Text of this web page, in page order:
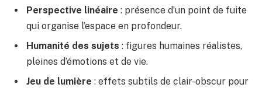
Perspective linéaire : présence d’un point de fuite
qui organise l’espace en profondeur.
Humanité des sujets : figures humaines réalistes,
pleines d’émotions et de vie.
Jeu de lumière : effets subtils de clair-obscur pour